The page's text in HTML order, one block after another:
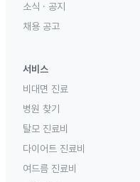
소식 · 공지
채용 공고
서비스
비대면 진료
병원 찾기
탈모 진료비
다이어트 진료비
여드름 진료비